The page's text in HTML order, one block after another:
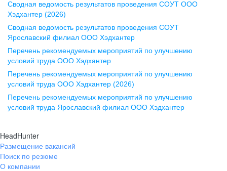
ул. Комиссаржевской, д. 10,
офис 1212
+7 473 280-05-05
pr@vrn.hh.ru
ул. Спартаковская, д. 2А, этаж 3,
помещение 15
+7 843 212-12-50
Екатеринбург
ул. Боевых Дружин, стр. 20,
Сводная ведомость результатов проведения СОУТ ООО
Хэдхантер (2026)
Сводная ведомость результатов проведения СОУТ
Ярославский филиал ООО Хэдхантер
Перечень рекомендуемых мероприятий по улучшению
условий труда ООО Хэдхантер
Перечень рекомендуемых мероприятий по улучшению
условий труда ООО Хэдхантер (2026)
Перечень рекомендуемых мероприятий по улучшению
условий труда Ярославский филиал ООО Хэдхантер
HeadHunter
Размещение вакансий
Поиск по резюме
О компании